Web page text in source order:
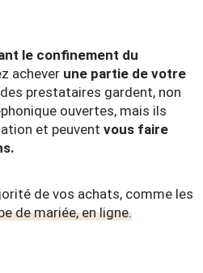
le confinement du
achever une partie de votre
prestataires gardent, non
ouvertes, mais ils
et peuvent vous faire
de vos achats, comme les
de mariée, en ligne.